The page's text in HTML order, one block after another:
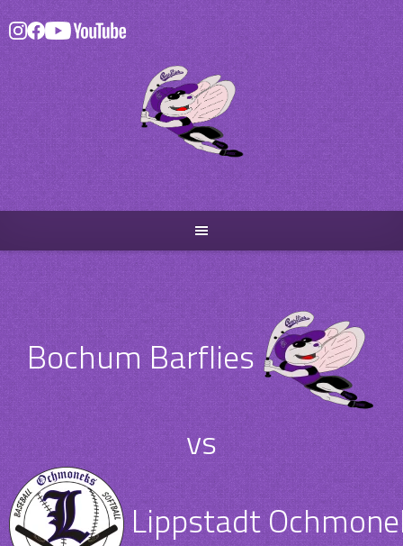
Skip
to
content
Bochum Barflies
vs
Lippstadt